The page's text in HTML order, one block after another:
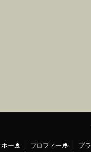
ホーム プロフィール プ